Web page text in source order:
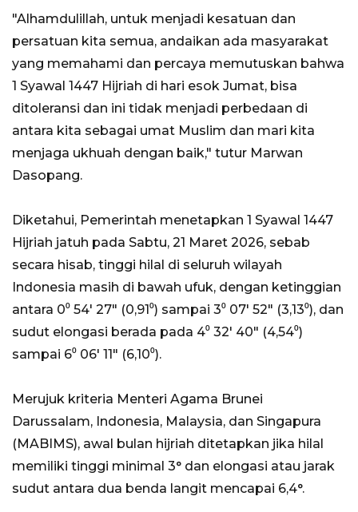
"Alhamdulillah, untuk menjadi kesatuan dan
persatuan kita semua, andaikan ada masyarakat
yang memahami dan percaya memutuskan bahwa
1 Syawal 1447 Hijriah di hari esok Jumat, bisa
ditoleransi dan ini tidak menjadi perbedaan di
antara kita sebagai umat Muslim dan mari kita
menjaga ukhuah dengan baik," tutur Marwan
Dasopang.
Diketahui, Pemerintah menetapkan 1 Syawal 1447
Hijriah jatuh pada Sabtu, 21 Maret 2026, sebab
secara hisab, tinggi hilal di seluruh wilayah
Indonesia masih di bawah ufuk, dengan ketinggian
antara 0⁰ 54' 27" (0,91⁰) sampai 3⁰ 07' 52" (3,13⁰), dan
sudut elongasi berada pada 4⁰ 32' 40" (4,54⁰)
sampai 6⁰ 06' 11" (6,10⁰).
Merujuk kriteria Menteri Agama Brunei
Darussalam, Indonesia, Malaysia, dan Singapura
(MABIMS), awal bulan hijriah ditetapkan jika hilal
memiliki tinggi minimal 3° dan elongasi atau jarak
sudut antara dua benda langit mencapai 6,4°.